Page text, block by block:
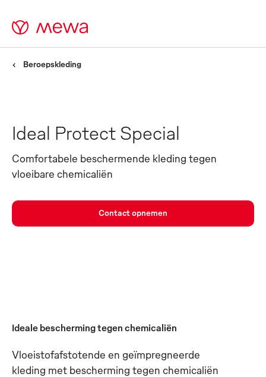
Beroepskleding
Ideal Protect Special
Comfortabele beschermende kleding tegen
vloeibare chemicaliën
Contact opnemen
Ideale bescherming tegen chemicaliën
Vloeistofafstotende en geïmpregneerde
kleding met bescherming tegen chemicaliën